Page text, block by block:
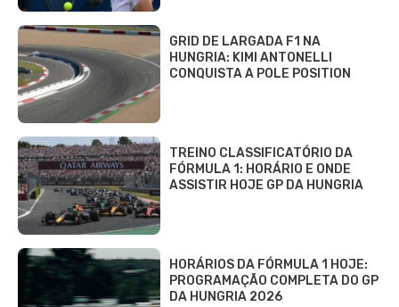
GRID DE LARGADA F1 NA
HUNGRIA: KIMI ANTONELLI
CONQUISTA A POLE POSITION
TREINO CLASSIFICATÓRIO DA
FÓRMULA 1: HORÁRIO E ONDE
ASSISTIR HOJE GP DA HUNGRIA
HORÁRIOS DA FÓRMULA 1 HOJE:
PROGRAMAÇÃO COMPLETA DO GP
DA HUNGRIA 2026